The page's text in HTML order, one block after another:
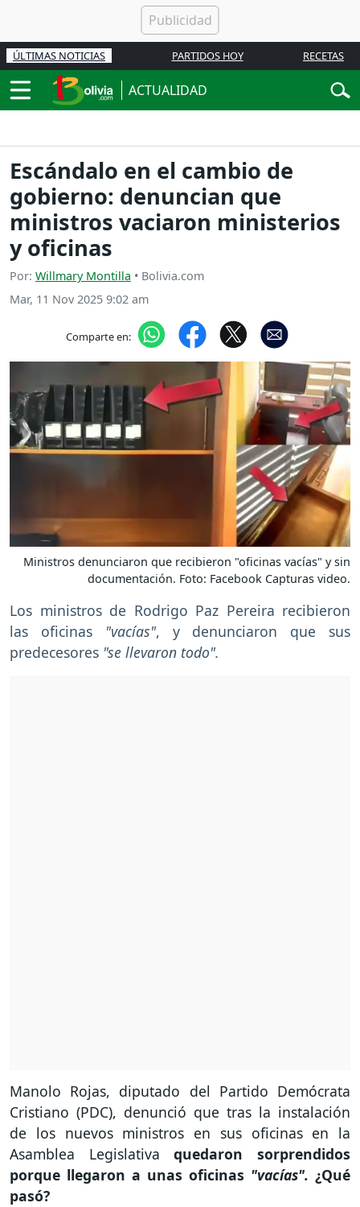
ÚLTIMAS NOTICIAS PARTIDOS HOY RECETAS
ACTUALIDAD
Escándalo en el cambio de
gobierno: denuncian que
ministros vaciaron ministerios
y oficinas
Por: Willmary Montilla • Bolivia.com
Mar, 11 Nov 2025 9:02 am
Comparte en:
Ministros denunciaron que recibieron "oficinas vacías" y sin
documentación. Foto: Facebook Capturas video.
Los ministros de Rodrigo Paz Pereira recibieron
las oficinas "vacías", y denunciaron que sus
predecesores "se llevaron todo".
Manolo Rojas, diputado del Partido Demócrata
Cristiano (PDC), denunció que tras la instalación
de los nuevos ministros en sus oficinas en la
Asamblea Legislativaquedaron sorprendidos
porque llegaron a unas oficinas "vacías". ¿Qué
pasó?